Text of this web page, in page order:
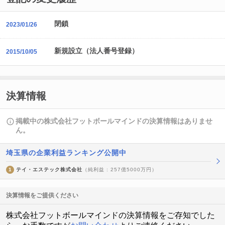
2023/01/26 閉鎖
2015/10/05 新規設立（法人番号登録）
決算情報
掲載中の株式会社フットボールマインドの決算情報はありませ
ん。
埼玉県の企業利益ランキング公開中
1 テイ・エステック株式会社 （純利益 : 257億5000万円）
決算情報をご提供ください
株式会社フットボールマインドの決算情報をご存知でした